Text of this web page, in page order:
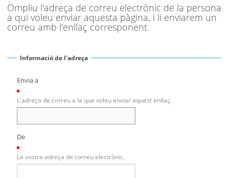
Ompliu l'adreça de correu electrònic de la persona
a qui voleu enviar aquesta pàgina, i li enviarem un
correu amb l'enllaç corresponent.
Informació de l'adreça
Envia a
L'adreça de correu a la que voleu enviar aquest enllaç.
De
La vostra adreça de correu electrònic.